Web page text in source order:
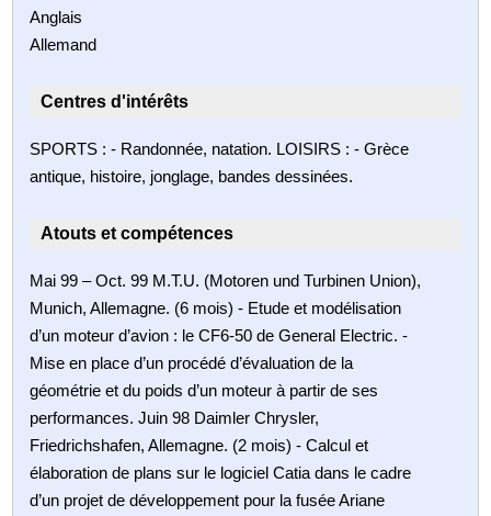
Anglais
Allemand
Centres d'intérêts
SPORTS : - Randonnée, natation. LOISIRS : - Grèce
antique, histoire, jonglage, bandes dessinées.
Atouts et compétences
Mai 99 – Oct. 99 M.T.U. (Motoren und Turbinen Union),
Munich, Allemagne. (6 mois) - Etude et modélisation
d’un moteur d’avion : le CF6-50 de General Electric. -
Mise en place d’un procédé d’évaluation de la
géométrie et du poids d’un moteur à partir de ses
performances. Juin 98 Daimler Chrysler,
Friedrichshafen, Allemagne. (2 mois) - Calcul et
élaboration de plans sur le logiciel Catia dans le cadre
d’un projet de développement pour la fusée Ariane